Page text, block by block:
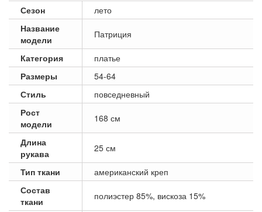
Сезон
лето
Название
модели
Патриция
Категория
платье
Размеры
54-64
Стиль
повседневный
Рост
модели
168 см
Длина
рукава
25 см
Тип ткани
американский креп
Состав
ткани
полиэстер 85%, вискоза 15%